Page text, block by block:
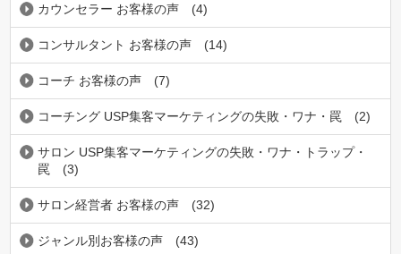
カウンセラー お客様の声 (4)
コンサルタント お客様の声 (14)
コーチ お客様の声 (7)
コーチング USP集客マーケティングの失敗・ワナ・罠 (2)
サロン USP集客マーケティングの失敗・ワナ・トラップ・
罠
(3)
サロン経営者 お客様の声 (32)
ジャンル別お客様の声 (43)